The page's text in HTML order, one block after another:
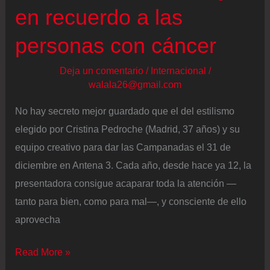
con
sus
en recuerdo a las
personas con cáncer
Deja un comentario / Internacional /
walala26@gmail.com
No hay secreto mejor guardado que el del estilismo
elegido por Cristina Pedroche (Madrid, 37 años) y su
equipo creativo para dar las Campanadas el 31 de
diciembre en Antena 3. Cada año, desde hace ya 12, la
presentadora consigue acaparar toda la atención —
tanto para bien, como para mal—, y consciente de ello
aprovecha
El
Read More »